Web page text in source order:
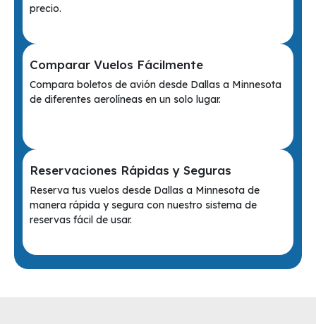
precio.
Comparar Vuelos Fácilmente
Compara boletos de avión desde Dallas a Minnesota
de diferentes aerolíneas en un solo lugar.
Reservaciones Rápidas y Seguras
Reserva tus vuelos desde Dallas a Minnesota de
manera rápida y segura con nuestro sistema de
reservas fácil de usar.